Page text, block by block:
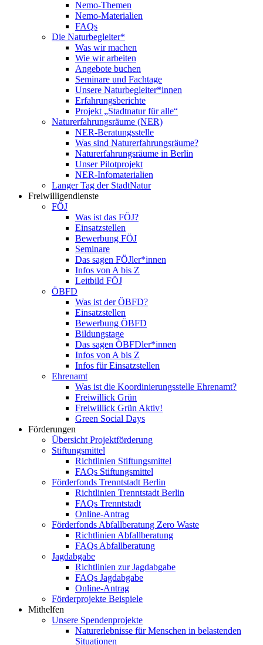
Nemo-Themen
Nemo-Materialien
FAQs
Die Naturbegleiter*
Was wir machen
Wie wir arbeiten
Angebote buchen
Seminare und Fachtage
Unsere Naturbegleiter*innen
Erfahrungsberichte
Projekt „Stadtnatur für alle“
Naturerfahrungsräume (NER)
NER-Beratungsstelle
Was sind Naturerfahrungsräume?
Naturerfahrungsräume in Berlin
Unser Pilotprojekt
NER-Infomaterialien
Langer Tag der StadtNatur
Freiwilligendienste
FÖJ
Was ist das FÖJ?
Einsatzstellen
Bewerbung FÖJ
Seminare
Das sagen FÖJler*innen
Infos von A bis Z
Leitbild FÖJ
ÖBFD
Was ist der ÖBFD?
Einsatzstellen
Bewerbung ÖBFD
Bildungstage
Das sagen ÖBFDler*innen
Infos von A bis Z
Infos für Einsatzstellen
Ehrenamt
Was ist die Koordinierungsstelle Ehrenamt?
Freiwillick Grün
Freiwillick Grün Aktiv!
Green Social Days
Förderungen
Übersicht Projektförderung
Stiftungsmittel
Richtlinien Stiftungsmittel
FAQs Stiftungsmittel
Förderfonds Trenntstadt Berlin
Richtlinien Trenntstadt Berlin
FAQs Trenntstadt
Online-Antrag
Förderfonds Abfallberatung Zero Waste
Richtlinien Abfallberatung
FAQs Abfallberatung
Jagdabgabe
Richtlinien zur Jagdabgabe
FAQs Jagdabgabe
Online-Antrag
Förderprojekte Beispiele
Mithelfen
Unsere Spendenprojekte
Naturerlebnisse für Menschen in belastenden
Situationen